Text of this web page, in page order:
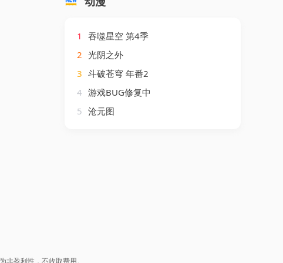
1
吞噬星空 第4季
2 光阴之外
3 斗破苍穹 年番2
4 游戏BUG修复中
5 沧元图
盈利性，不收取费用。